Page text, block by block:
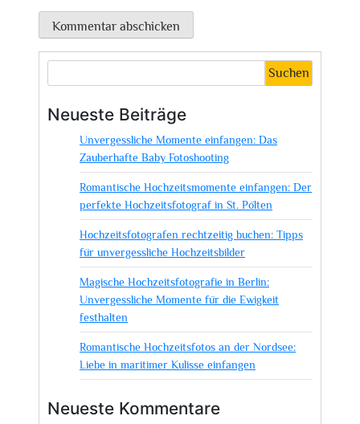
Suchen
Neueste Beiträge
Unvergessliche Momente einfangen: Das
Zauberhafte Baby Fotoshooting
Romantische Hochzeitsmomente einfangen: Der
perfekte Hochzeitsfotograf in St. Pölten
Hochzeitsfotografen rechtzeitig buchen: Tipps
für unvergessliche Hochzeitsbilder
Magische Hochzeitsfotografie in Berlin:
Unvergessliche Momente für die Ewigkeit
festhalten
Romantische Hochzeitsfotos an der Nordsee:
Liebe in maritimer Kulisse einfangen
Neueste Kommentare